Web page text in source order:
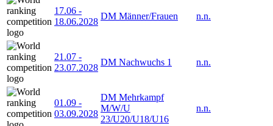
17.06 -
18.06.2028
DM Männer/Frauen n.n.
21.07 -
23.07.2028
DM Nachwuchs 1 n.n.
01.09 -
03.09.2028
DM Mehrkampf
M/W/U
23/U20/U18/U16
n.n.